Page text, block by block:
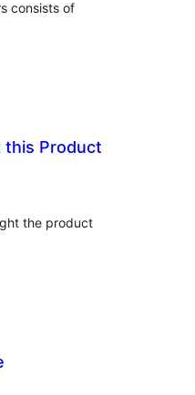
consists of
this Product
the product